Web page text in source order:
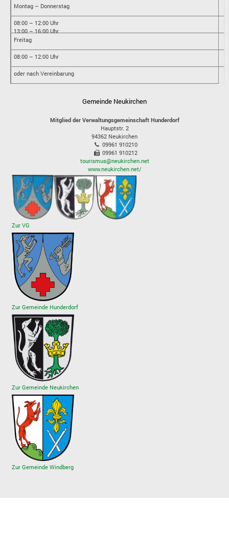
Montag – Donnerstag
08:00 – 12:00 Uhr
13:00 – 16:00 Uhr
Freitag
08:00 – 12:00 Uhr
oder nach Vereinbarung
Gemeinde Neukirchen
Mitglied der Verwaltungsgemeinschaft Hunderdorf
Hauptstr. 2
94362 Neukirchen
09961 910210
09961 910212
tourismus@neukirchen.net
www.neukirchen.net/
Zur VG
Zur Gemeinde Hunderdorf
Zur Gemeinde Neukirchen
Zur Gemeinde Windberg